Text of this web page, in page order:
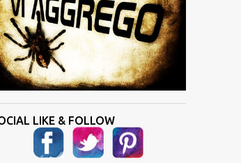
LIKE & FOLLOW